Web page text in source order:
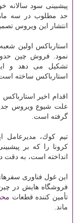
پیشبینی سود سالانه
حد مطلوب در سه
انتشار این ویروس
تشكیل می دهد و
استارباكس ساخته
اقدام اخیر
علت شیوع ویروس
گرفته است.
تیم كوك،
كرونا را كه بر
انداخته است، به دقت
این غول فناوری
فروشگاه هایش در
تأمین كننده قطعات
ماند.